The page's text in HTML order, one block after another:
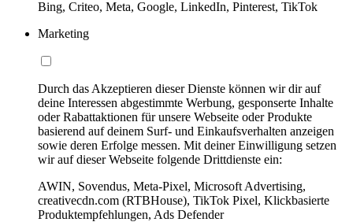
Bing, Criteo, Meta, Google, LinkedIn, Pinterest, TikTok
Marketing
Durch das Akzeptieren dieser Dienste können wir dir auf
deine Interessen abgestimmte Werbung, gesponserte Inhalte
oder Rabattaktionen für unsere Webseite oder Produkte
basierend auf deinem Surf- und Einkaufsverhalten anzeigen
sowie deren Erfolge messen. Mit deiner Einwilligung setzen
wir auf dieser Webseite folgende Drittdienste ein:
AWIN, Sovendus, Meta-Pixel, Microsoft Advertising,
creativecdn.com (RTBHouse), TikTok Pixel, Klickbasierte
Produktempfehlungen, Ads Defender